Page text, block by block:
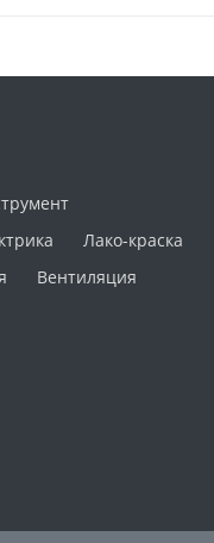
Лако-краска
Вентиляция